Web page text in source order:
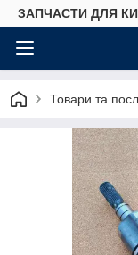
ЗАПЧАСТИ ДЛЯ
Товари та